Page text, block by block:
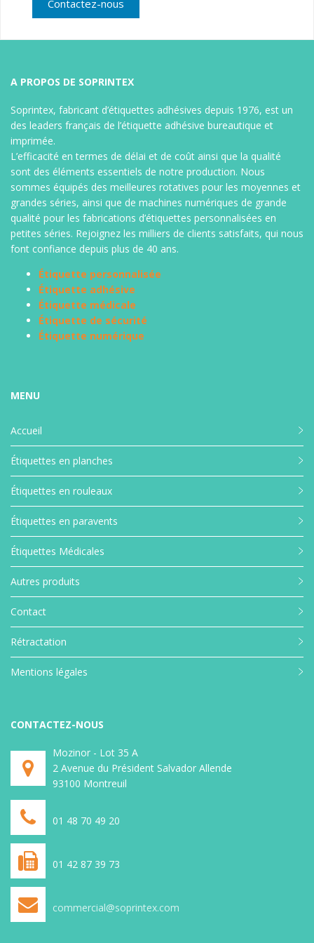
Etiquettes médicales
barre, étiquette transport, étiquettes imprimées
ou fabrication spéciale)
Contactez-nous
A PROPOS DE SOPRINTEX
Soprintex, fabricant d’étiquettes adhésives depuis 1976, est un
des leaders français de l’étiquette adhésive bureautique et
imprimée.
L’efficacité en termes de délai et de coût ainsi que la qualité
sont des éléments essentiels de notre production. Nous
sommes équipés des meilleures rotatives pour les moyennes et
grandes séries, ainsi que de machines numériques de grande
qualité pour les fabrications d’étiquettes personnalisées en
petites séries. Rejoignez les milliers de clients satisfaits, qui nous
font confiance depuis plus de 40 ans.
Étiquette personnalisée
Étiquette adhésive
Étiquette médicale
Étiquette de sécurité
Étiquette numérique
MENU
Accueil
Étiquettes en planches
Étiquettes en rouleaux
Étiquettes en paravents
Étiquettes Médicales
Autres produits
Contact
Rétractation
Mentions légales
CONTACTEZ-NOUS
Mozinor - Lot 35 A
2 Avenue du Président Salvador Allende
93100 Montreuil
01 48 70 49 20
01 42 87 39 73
commercial@soprintex.com